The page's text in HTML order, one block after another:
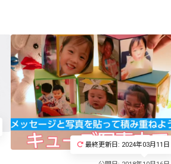
最終更新日: 2024年03月11日